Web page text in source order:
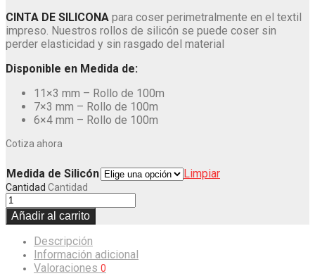
CINTA DE SILICONA para coser perimetralmente en el textil
impreso. Nuestros rollos de silicón se puede coser sin
perder elasticidad y sin rasgado del material
Disponible en Medida de:
11×3 mm – Rollo de 100m
7×3 mm – Rollo de 100m
6×4 mm – Rollo de 100m
Cotiza ahora
Medida de Silicón Limpiar
Cantidad Cantidad
Añadir al carrito
Descripción
Información adicional
Valoraciones 0